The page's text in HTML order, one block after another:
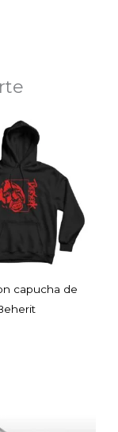
capucha de